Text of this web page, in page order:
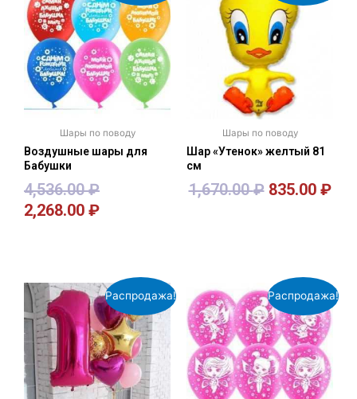
Шары по поводу
Воздушные шары для
Бабушки
4,536.00₽
2,268.00 ₽
Шары по поводу
Шар «Утенок» желтый 81
см
1,670.00₽ 835.00 ₽
Распродажа! Распродажа!